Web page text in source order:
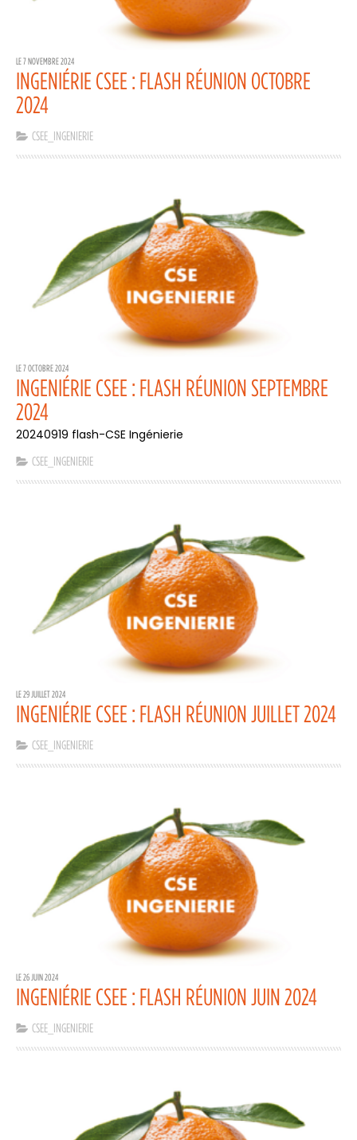
LE 7 NOVEMBRE 2024
INGENIÉRIE CSEE : FLASH RÉUNION OCTOBRE
2024
CSEE_INGENIERIE
LE 7 OCTOBRE 2024
INGENIÉRIE CSEE : FLASH RÉUNION SEPTEMBRE
2024
20240919 flash-CSE Ingénierie
CSEE_INGENIERIE
LE 29 JUILLET 2024
INGENIÉRIE CSEE : FLASH RÉUNION JUILLET 2024
CSEE_INGENIERIE
LE 26 JUIN 2024
INGENIÉRIE CSEE : FLASH RÉUNION JUIN 2024
CSEE_INGENIERIE